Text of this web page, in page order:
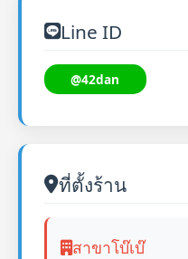
Line ID
@42dan
ที่ตั้งร้าน
สาขาโบ๊เบ๊